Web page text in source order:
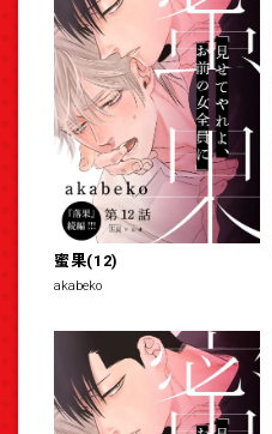
蜜果(12)
akabeko